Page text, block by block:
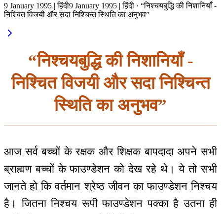
9 January 1995 | हिंदी9 January 1995 | हिंदी · “निश्चयबुद्धि की निशानियाँ -
निश्चित विजयी और सदा निश्चिन्त स्थिति का अनुभव”
“निश्चयबुद्धि की निशानियाँ -
निश्चित विजयी और सदा निश्चिन्त
स्थिति का अनुभव”
आज सर्व बच्चों के रक्षक और शिक्षक बापदादा अपने सभी
ब्राह्मण बच्चों के फाउण्डेशन को देख रहे थे। ये तो सभी
जानते हो कि वर्तमान श्रेष्ठ जीवन का फाउण्डेशन निश्चय
है। जितना निश्चय रूपी फाउण्डेशन पक्का है उतना ही